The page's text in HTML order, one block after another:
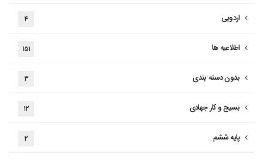
اردویی ۴
اطلاعیه ها ۱۵۱
بدون دسته بندی ۳
بسیج و کار جهادی ۱۲
پایه ششم ۲